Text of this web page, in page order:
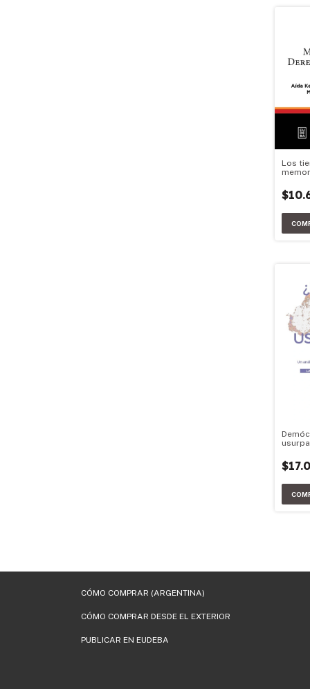
Los
CÓMO COMPRAR (ARGENTINA)
CÓMO COMPRAR DESDE EL EXTERIOR
PUBLICAR EN EUDEBA